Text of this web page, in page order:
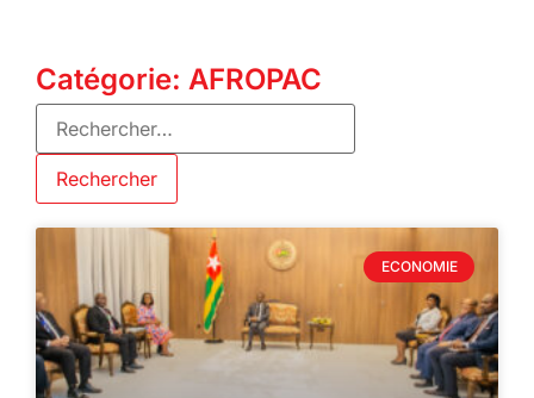
Catégorie: AFROPAC
ECONOMIE